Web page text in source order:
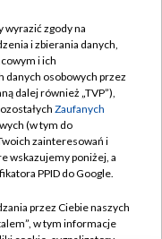
wyrazić zgody na
i zbierania danych,
i ich
danych osobowych przez
dalej również „TVP”),
Zaufanych
(w tym do
zainteresowań i
wskazujemy poniżej, a
PPID do Google.
przez Ciebie naszych
w tym informacje